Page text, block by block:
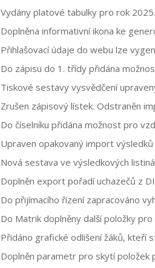
Vydány platové tabulky pro rok
Doplněna informativní ikona ke
Přihlašovací údaje do webu lze
Do zápisu do 1. třídy přidána
Tiskové sestavy vysvědčení
Zrušen zápisový lístek. Odstraněn
Do číselníku přidána možnost pro
Upraven opakovaný import
Nová sestava ve výsledkových
Doplněn export pořadí uchazečů z
Do přijímacího řízení zapracováno
Do Matrik doplněny další položky
Přidáno grafické odlišení žáků, kteří
Doplněn parametr pro skytí položek